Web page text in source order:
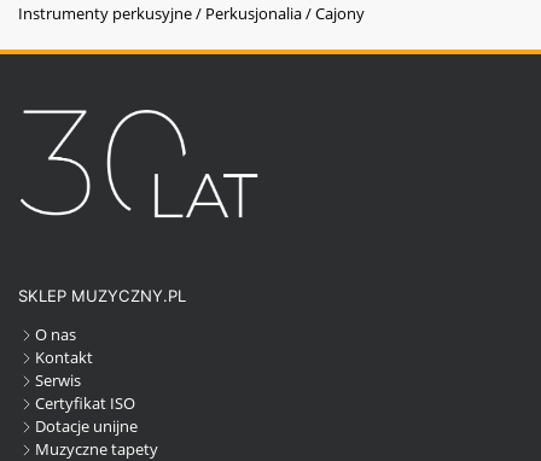
Instrumenty perkusyjne / Perkusjonalia / Cajony
SKLEP MUZYCZNY.PL
O nas
Kontakt
Serwis
Certyfikat ISO
Dotacje unijne
Muzyczne tapety